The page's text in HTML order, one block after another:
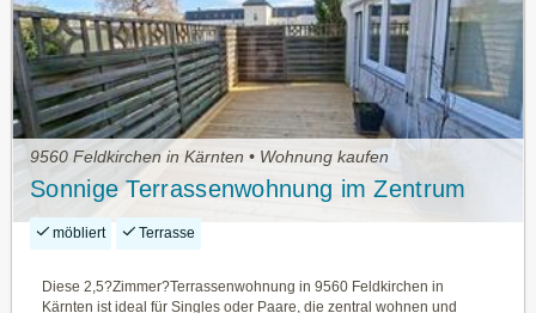
9560 Feldkirchen in Kärnten • Wohnung kaufen
Sonnige Terrassenwohnung im Zentrum
möbliert Terrasse
Diese 2,5?Zimmer?Terrassenwohnung in 9560 Feldkirchen in
Kärnten ist ideal für Singles oder Paare, die zentral wohnen und